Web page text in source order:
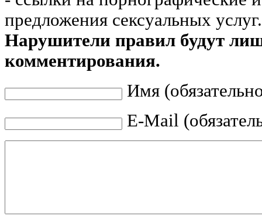
предложения сексуальных услуг.
Нарушители правил будут
комментирования.
Имя
E-Mail